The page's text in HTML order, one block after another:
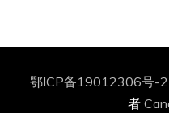
鄂ICP备19012306号-2
者